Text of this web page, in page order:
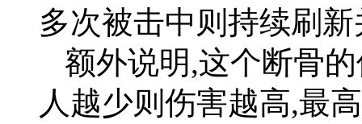
多次被击中则持续刷
额外说明,这个断骨
人越少则伤害越高,最